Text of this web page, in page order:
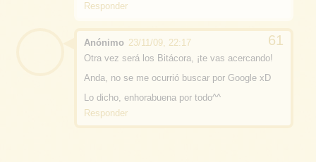
Responder
Anónimo 23/11/09, 22:17
Otra vez será los Bitácora, ¡te vas acercando!
Anda, no se me ocurrió buscar por Google xD
Lo dicho, enhorabuena por todo^^
Responder